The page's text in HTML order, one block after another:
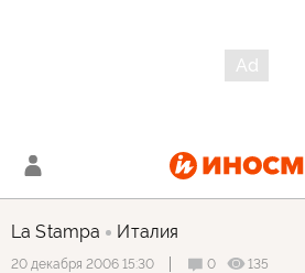
La Stampa Италия
20 декабря 2006 15:30 0 135